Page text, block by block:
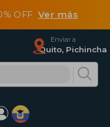
OFF Ver más
Enviar a
Quito, Pichincha